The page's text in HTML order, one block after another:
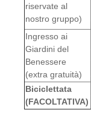
riservate al
nostro gruppo)
Ingresso ai
Giardini del
Benessere
(extra gratuità)
Biciclettata
(FACOLTATIVA)